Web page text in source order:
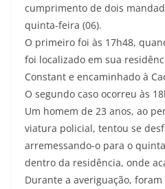
cumprimento de dois
quinta-feira (06).
O primeiro foi às 17h48,
foi localizado em sua
Constant e encaminhado à
O segundo caso ocorreu às
Um homem de 23 anos, ao
viatura policial, tentou se
arremessando-o para o
dentro da residência, onde
Durante a averiguação,